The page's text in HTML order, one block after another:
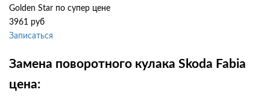
Golden Star по супер цене
3961 руб
Записаться
Замена поворотного кулака Skoda Fabia
цена: